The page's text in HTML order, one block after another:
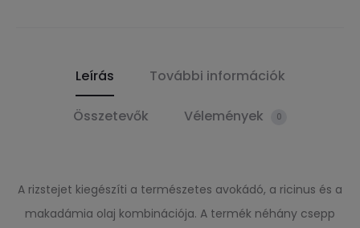
Leírás További információk
Összetevők Vélemények 0
A rizstejet kiegészíti a természetes avokádó, a ricinus és a
makadámia olaj kombinációja. A termék néhány csepp